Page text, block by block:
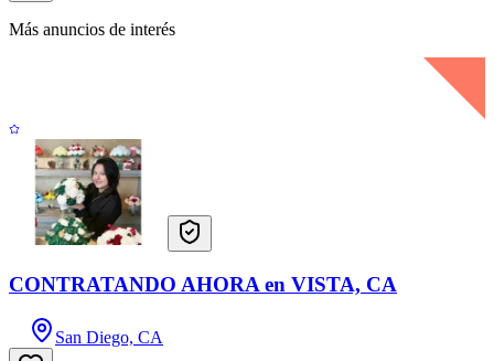
Más anuncios de interés
CONTRATANDO AHORA en VISTA, CA
San Diego, CA